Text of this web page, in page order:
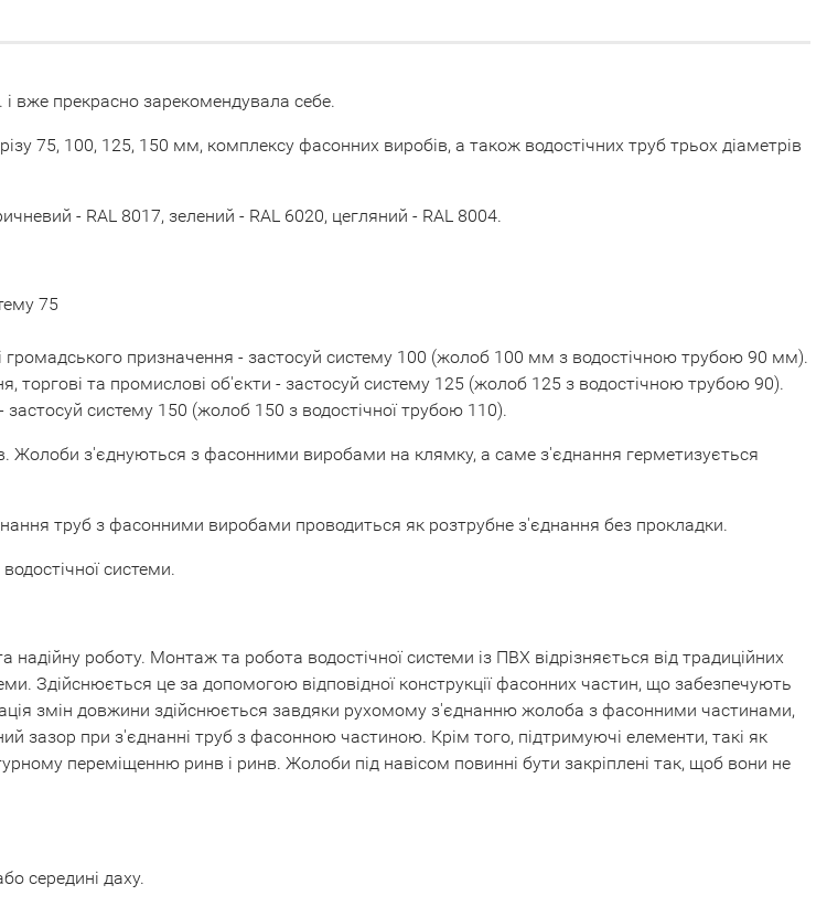
вже прекрасно зарекомендувала себе.
75, 100, 125, 150 мм, комплексу фасонних виробів, а також водостічних труб трьох діаметрів
- RAL 8017, зелений - RAL 6020, цегляний - RAL 8004.
75
громадського призначення - застосуй систему 100 (жолоб 100 мм з водостічною трубою 90 мм).
торгові та промислові об'єкти - застосуй систему 125 (жолоб 125 з водостічною трубою 90).
систему 150 (жолоб 150 з водостічної трубою 110).
Жолоби з'єднуються з фасонними виробами на клямку, а саме з'єднання герметизується
труб з фасонними виробами проводиться як розтрубне з'єднання без прокладки.
системи.
роботу. Монтаж та робота водостічної системи із ПВХ відрізняється від традиційних
Здійснюється це за допомогою відповідної конструкції фасонних частин, що забезпечують
змін довжини здійснюється завдяки рухомому з'єднанню жолоба з фасонними частинами,
при з'єднанні труб з фасонною частиною. Крім того, підтримуючі елементи, такі як
переміщенню ринв і ринв. Жолоби під навісом повинні бути закріплені так, щоб вони не
середині даху.